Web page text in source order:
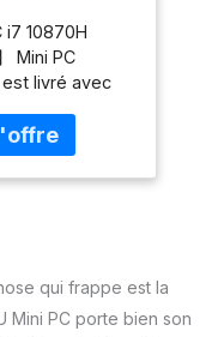
(Jusqu'à
Type C,
512Go
4K
C,
Micro
de
i7 10870H
Mini PC
est livré avec
rapport à i9-
Ryzen 7
sont
par nos
designers
qui frappe est la
Mini PC porte bien son